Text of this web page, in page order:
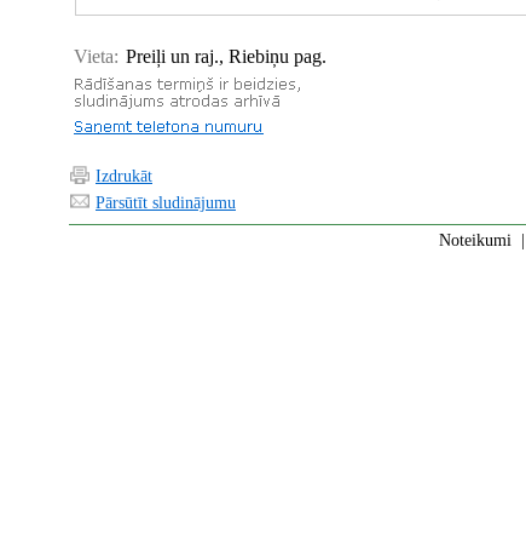
Vieta: Preiļi un raj., Riebiņu pag.
Izdrukāt
Pārsūtīt sludinājumu
Noteikumi